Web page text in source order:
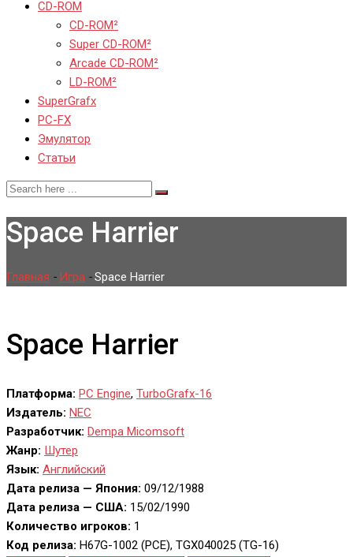
CD-ROM
CD-ROM²
Super CD-ROM²
Arcade CD-ROM²
LD-ROM²
SuperGrafx
PC-FX
Эмулятор
Статьи
Space Harrier
Главная - Игра -Space Harrier
Space Harrier
Платформа: PC Engine, TurboGrafx-16
Издатель: NEC
Разработчик: Dempa Micomsoft
Жанр: Шутер
Язык: Английский
Дата релиза — Япония: 09/12/1988
Дата релиза — США: 15/02/1990
Количество игроков: 1
Код релиза: H67G-1002 (PCE), TGX040025 (TG-16)